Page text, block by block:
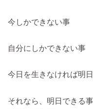
今しかできない事
自分にしかできない事
今日を生きなければ明
それなら、明日できる